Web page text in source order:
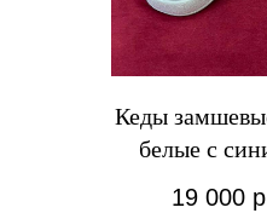
Кеды
белые с
19 000